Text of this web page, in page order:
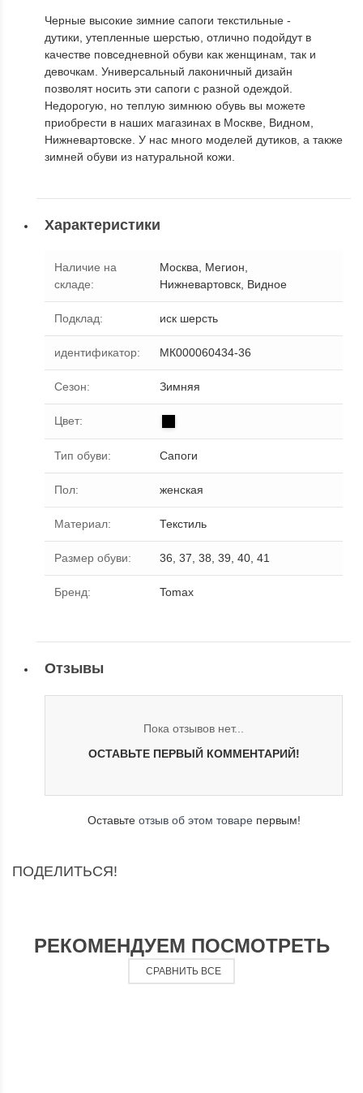
Черные высокие зимние сапоги текстильные -
дутики, утепленные шерстью, отлично подойдут в
качестве повседневной обуви как женщинам, так и
девочкам. Универсальный лаконичный дизайн
позволят носить эти сапоги с разной одеждой.
Недорогую, но теплую зимнюю обувь вы можете
приобрести в наших магазинах в Москве, Видном,
Нижневартовске. У нас много моделей дутиков, а также
зимней обуви из натуральной кожи.
Характеристики
Наличие на
складе:
Москва, Мегион,
Нижневартовск, Видное
Подклад: иск шерсть
идентификатор: МК000060434-36
Сезон: Зимняя
Цвет:
Тип обуви: Сапоги
Пол: женская
Материал: Текстиль
Размер обуви: 36, 37, 38, 39, 40, 41
Бренд: Tomax
Отзывы
Пока отзывов нет...
ОСТАВЬТЕ ПЕРВЫЙ КОММЕНТАРИЙ!
Оставьте отзыв об этом товарепервым!
ПОДЕЛИТЬСЯ!
РЕКОМЕНДУЕМ ПОСМОТРЕТЬ
СРАВНИТЬ ВСЕ